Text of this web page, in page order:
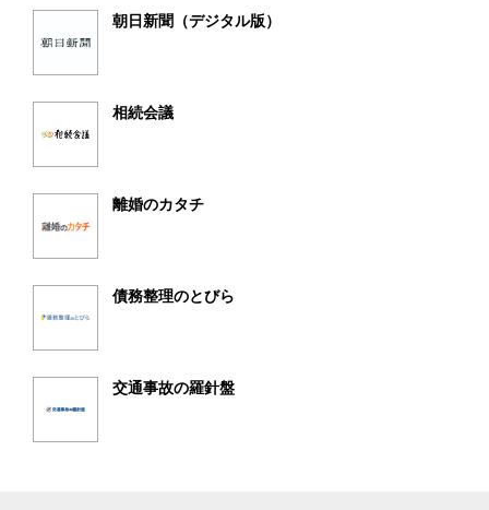
朝日新聞（デジタル版）
相続会議
離婚のカタチ
債務整理のとびら
交通事故の羅針盤